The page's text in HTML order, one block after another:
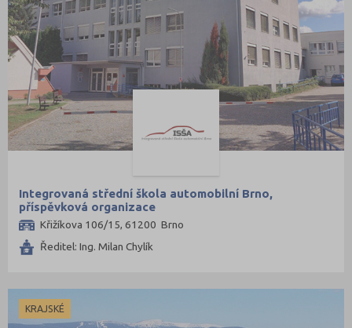
Integrovaná střední škola automobilní Brno,
příspěvková organizace
Křižíkova 106/15, 61200 Brno
Ředitel: Ing. Milan Chylík
KRAJSKÉ